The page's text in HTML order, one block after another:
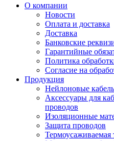
О компании
Новости
Оплата и доставка
Доставка
Банковские
Гарантийные
Политика
Согласие на
Продукция
Нейлоновые
Аксессуары для
проводов
Изоляционные
Защита проводов
Термоусаживаемая